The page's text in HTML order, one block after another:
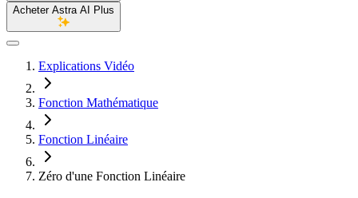
Acheter Astra AI Plus
Explications Vidéo
Fonction Mathématique
Fonction Linéaire
Zéro d'une Fonction Linéaire